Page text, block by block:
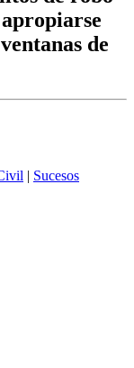
de
| Sucesos